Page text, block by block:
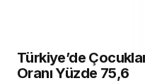
Türkiye’de
Oranı Yüzde 75,6